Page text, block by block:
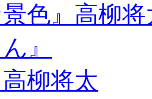
景色』高柳
』
高柳将太